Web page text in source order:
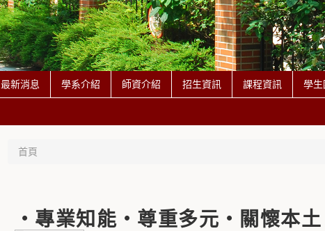
最新消息 學系介紹 師資介紹 招生資訊 課程資訊 學生
首頁
‧專業知能‧尊重多元‧關懷本